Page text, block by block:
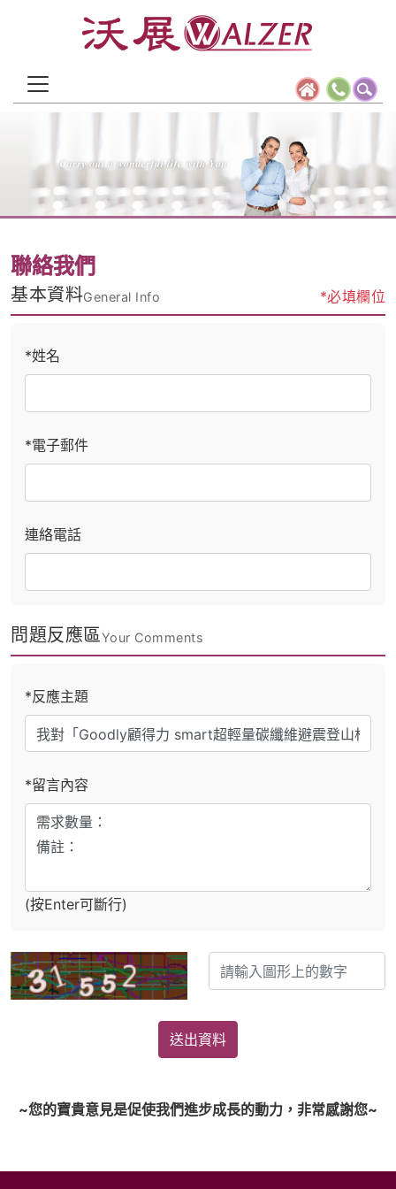
聯絡我們
基本資料General Info *必填欄位
*姓名
*電子郵件
連絡電話
問題反應區Your Comments
*反應主題
*留言內容
(按Enter可斷行)
送出資料
~您的寶貴意見是促使我們進步成長的動力，非常感謝您~